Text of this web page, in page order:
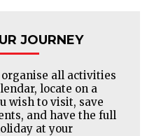
JOURNEY
all activities
locate on a
wish to visit, save
and have the full
at your